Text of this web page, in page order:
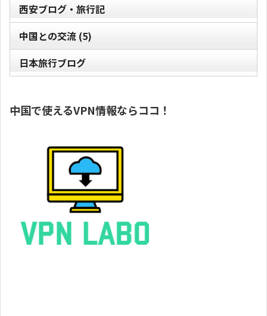
西安ブログ・旅行記
中国との交流 (5)
日本旅行ブログ
中国で使えるVPN情報ならココ！